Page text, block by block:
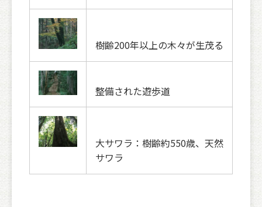
樹齢200年以上の木々が生茂る
整備された遊歩道
大サワラ：樹齢約550歳、天然
サワラ